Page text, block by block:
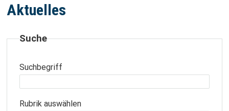
Aktuelles
Suche
Suchbegriff
Rubrik auswählen